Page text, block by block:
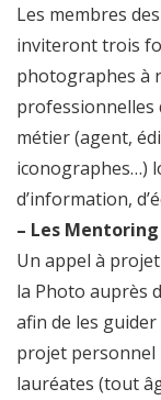
Les membres
inviteront trois
photographes à
métier (agent,
iconographes…)
d’information,
– Les Mentoring
Un appel à
la Photo auprès
afin de les guider
projet personnel
lauréates (tout